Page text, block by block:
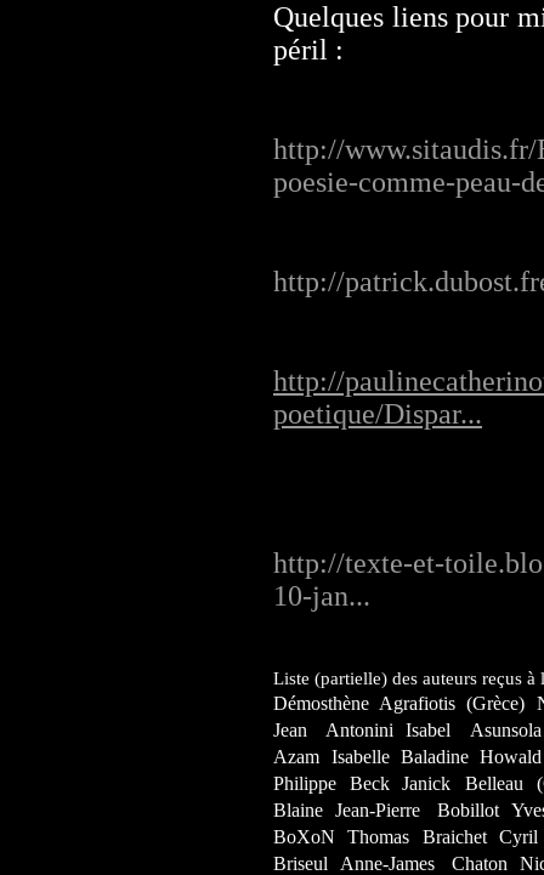
Quelques liens pour
péril :
http://
poesie-comme-peau-
http://
http://
poetique/Dispar...
http://texte-et-
10-jan...
Liste (partielle) des auteurs reçus à
Démosthène Agrafiotis (Grèce)
Jean Antonini
Isabel
Azam Isabelle Baladine Howald
Philippe Beck
Janick Belleau
Blaine Jean-Pierre Bobillot
BoXoN
Thomas Braichet
Briseul
Anne-James Chaton